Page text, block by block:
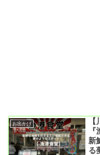
お出かけ
新
る